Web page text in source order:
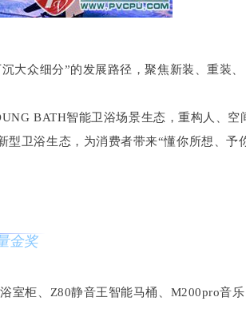
大众细分”的发展路径，聚焦新装、重装、
BATH智能卫浴场景生态，重构人、空
型卫浴生态，为消费者带来“懂你所想、予
金奖
室柜、Z80静音王智能马桶、M200pro音乐